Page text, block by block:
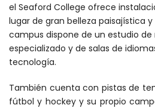
el Seaford College ofrece
lugar de gran belleza paisajística y
campus dispone de un estudio de
especializado y de salas de
tecnología.
También cuenta con pistas de
fútbol y hockey y su propio